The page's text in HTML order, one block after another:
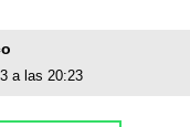
a las 20:23